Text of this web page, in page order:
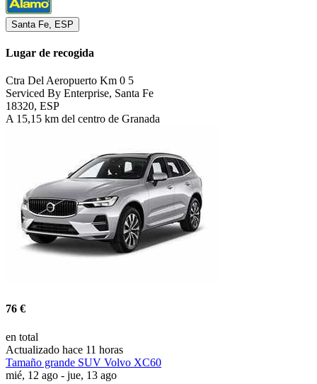
Santa Fe, ESP
Lugar de recogida
Ctra Del Aeropuerto Km 0 5
Serviced By Enterprise, Santa Fe
18320, ESP
A 15,15 km del centro de Granada
76 €
en total
Actualizado hace 11 horas
Tamaño grande SUV Volvo XC60
mié, 12 ago - jue, 13 ago